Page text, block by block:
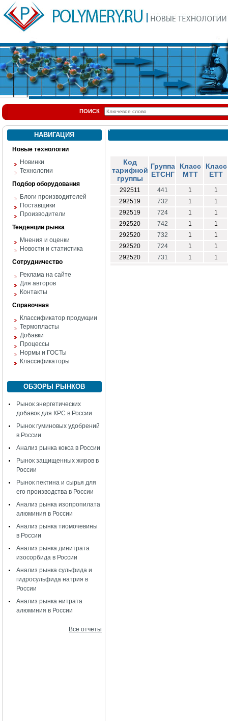
ПОИСК
НАВИГАЦИЯ
Новые технологии
Новинки
Технологии
Подбор оборудования
Блоги производителей
Поставщики
Производители
Тенденции рынка
Мнения и оценки
Новости и статистика
Сотрудничество
Реклама на сайте
Для авторов
Контакты
Справочная
Классификатор продукции
Термопласты
Добавки
Процессы
Нормы и ГОСТы
Классификаторы
ОБЗОРЫ РЫНКОВ
Рынок энергетических
добавок для КРС в России
Рынок гуминовых удобрений
в России
Анализ рынка кокса в России
Рынок защищенных жиров в
России
Рынок пектина и сырья для
его производства в России
Анализ рынка изопропилата
алюминия в России
Анализ рынка тиомочевины
в России
Анализ рынка динитрата
изосорбида в России
Анализ рынка сульфида и
гидросульфида натрия в
России
Анализ рынка нитрата
алюминия в России
Все отчеты
Код
тарифной
группы
Группа
ЕТСНГ
Класс
МТТ
Класс
ЕТТ
292511 441 1
1
292519
732 1
1
292519
724 1
1
292520
742 1
1
292520
732 1
1
292520
724 1
1
292520
731 1 1